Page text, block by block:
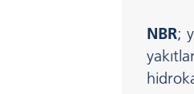
NBR;